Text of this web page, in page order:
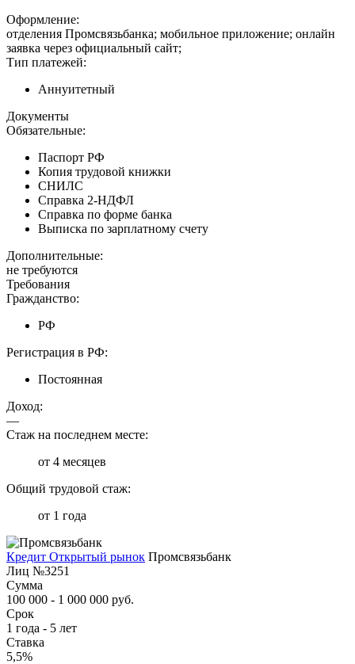
Оформление:
отделения Промсвязьбанка; мобильное приложение; онлайн
заявка через официальный сайт;
Тип платежей:
Аннуитетный
Документы
Обязательные:
Паспорт РФ
Копия трудовой книжки
СНИЛС
Справка 2-НДФЛ
Справка по форме банка
Выписка по зарплатному счету
Дополнительные:
не требуются
Требования
Гражданство:
РФ
Регистрация в РФ:
Постоянная
Доход:
—
Стаж на последнем месте:
от 4 месяцев
Общий трудовой стаж:
от 1 года
Кредит Открытый рынок Промсвязьбанк
Лиц №3251
Сумма
100 000 - 1 000 000 руб.
Срок
1 года - 5 лет
Ставка
5,5%